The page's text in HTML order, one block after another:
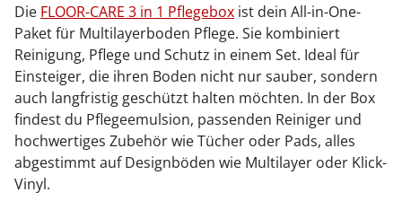
Die FLOOR-CARE 3 in 1 Pflegebox ist dein All-in-One-
Paket für Multilayerboden Pflege. Sie kombiniert
Reinigung, Pflege und Schutz in einem Set. Ideal für
Einsteiger, die ihren Boden nicht nur sauber, sondern
auch langfristig geschützt halten möchten. In der Box
findest du Pflegeemulsion, passenden Reiniger und
hochwertiges Zubehör wie Tücher oder Pads, alles
abgestimmt auf Designböden wie Multilayer oder Klick-
Vinyl.